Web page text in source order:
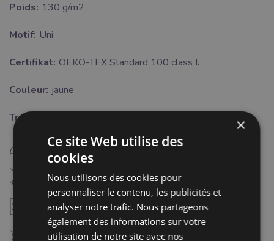
Poids: 130 g/m2
Motif: Uni
Certifikat: OEKO-TEX Standard 100 class I.
Couleur: jaune
Traitement:
E repassage fer chaud (150°C)
H Blanchiment interdit
V séchaga à température modérée (60°C)
×
Ce site Web utilise des
cookies
Nous utilisons des cookies pour
personnaliser le contenu, les publicités et
analyser notre trafic. Nous partageons
également des informations sur votre
utilisation de notre site avec nos